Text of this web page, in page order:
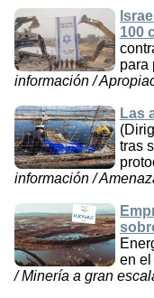
100
para
información /
Las
tras
información /
en el
/ Minería a gran